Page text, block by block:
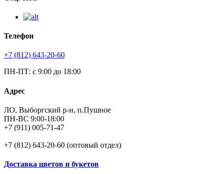
Телефон
+7 (812) 643-20-60
ПН-ПТ: с 9:00 до 18:00
Адрес
ЛО, Выборгский р-н, п.Пушное
ПН-ВС 9:00-18:00
+7 (911) 005-71-47
+7 (812) 643-20-60 (оптовый отдел)
Доставка цветов и букетов